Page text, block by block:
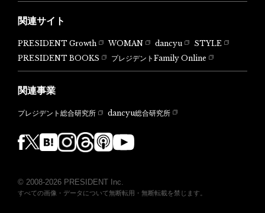
関連サイト
PRESIDENT Growth WOMAN dancyu
STYLE
PRESIDENT BOOKS
プレジデントFamily Online
関連事業
プレジデント総合研究所 dancyu総合研究所
© 2008-2026 PRESIDENT Inc.
すべての画像・データについて無断転用・無断転載を禁じます。